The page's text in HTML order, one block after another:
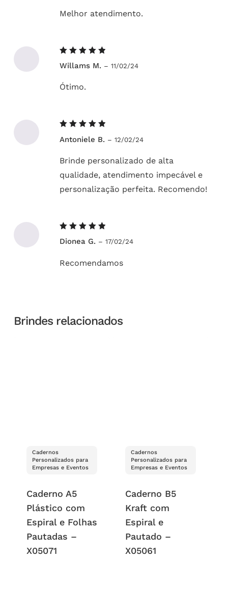
Melhor atendimento.
5de 5
Willams M. – 11/02/24
Ótimo.
5de 5
Antoniele B. – 12/02/24
Brinde personalizado de alta
qualidade, atendimento impecável e
personalização perfeita. Recomendo!
5de 5
Dionea G. – 17/02/24
Recomendamos
Brindes relacionados
Cadernos
Personalizados para
Empresas e Eventos
Caderno A5
Plástico com
Espiral e Folhas
Pautadas –
X05071
Cadernos
Personalizados para
Empresas e Eventos
Caderno B5
Kraft com
Espiral e
Pautado –
X05061